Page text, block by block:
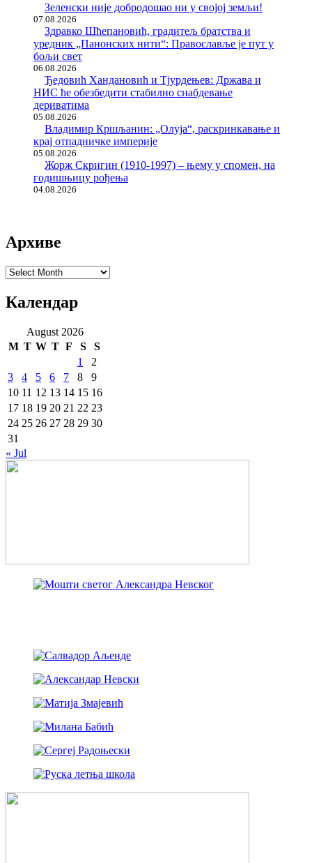
Зеленски није добродошао ни у својој земљи!
07.08.2026
Здравко Шћепановић, градитељ братства и
уредник „Панонских нити“: Православље је пут у
бољи свет
06.08.2026
Ђедовић Хандановић и Тјурдењев: Држава и
НИС ће обезбедити стабилно снабдевање
дериватима
05.08.2026
Владимир Кршљанин: „Олуја“, раскринкавање и
крај отпадничке империје
05.08.2026
Жорж Скригин (1910-1997) – њему у спомен, на
годишњицу рођења
04.08.2026
Архиве
Архиве
Календар
August 2026
M T W T F S
S
1
2
3
4 5 6 7 8
9
10 11 12 13 14 15 16
17 18 19 20 21 22 23
24 25 26 27 28 29 30
31
« Jul